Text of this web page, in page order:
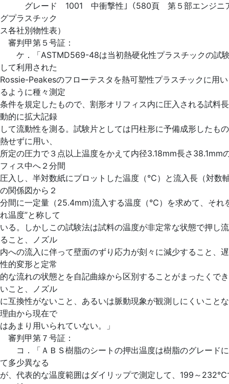
グレード 1001 中衝撃性｣（580頁 第５部エンジニ
グプラスチック
ス各社別物性表）
審判甲第５号証：
ケ．「ASTMD569-48は当初熱硬化性プラスチックの試
して利用された
Rossie-Peakesのフローテスタを熱可塑性プラスチックに用
るように種々測定
条件を規定したもので、割形オリフィス内に圧入される試料
動的に拡大記録
して流動性を測る。試験片としては円柱形に予備成形したも
熱せずに用い、
所定の圧力で３点以上温度をかえて内径3.18mm長さ38.1mm
フィス中へ２分間
圧入し、半対数紙にプロットした温度（℃）と流入長（対数
の関係図から２
分間に一定量（25.4mm)流入する温度（℃）を求めて、それ
れ温度”と称して
いる。しかしこの試験法は試料の温度が非定常な状態で押し
ること、ノズル
内への流入に伴って壁面のずり応力が刻々に減少すること、
性的変形と定常
的な流れの状態とを自記曲線から区別することがまったくで
いこと、ノズル
に互換性がないこと、あるいは脈動現象が観測しにくいこと
理由から現在で
はあまり用いられていない。」
審判甲第７号証：
コ．「ＡＢＳ樹脂のシートの押出温度は樹脂のグレード
て多少異なる
が、代表的な温度範囲はダイリップで測定して、199～232℃